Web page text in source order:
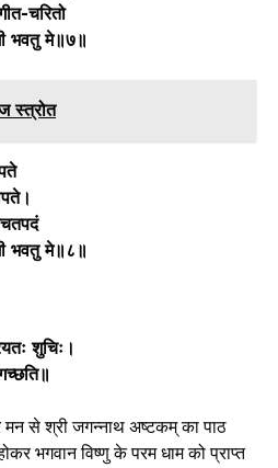
चरितो
भवतु मे॥७॥
स्त्रोत
भवतु मे॥८॥
शुचिः।
मन से श्री जगन्नाथ अष्टकम् का पाठ
भगवान विष्णु के परम धाम को प्राप्त